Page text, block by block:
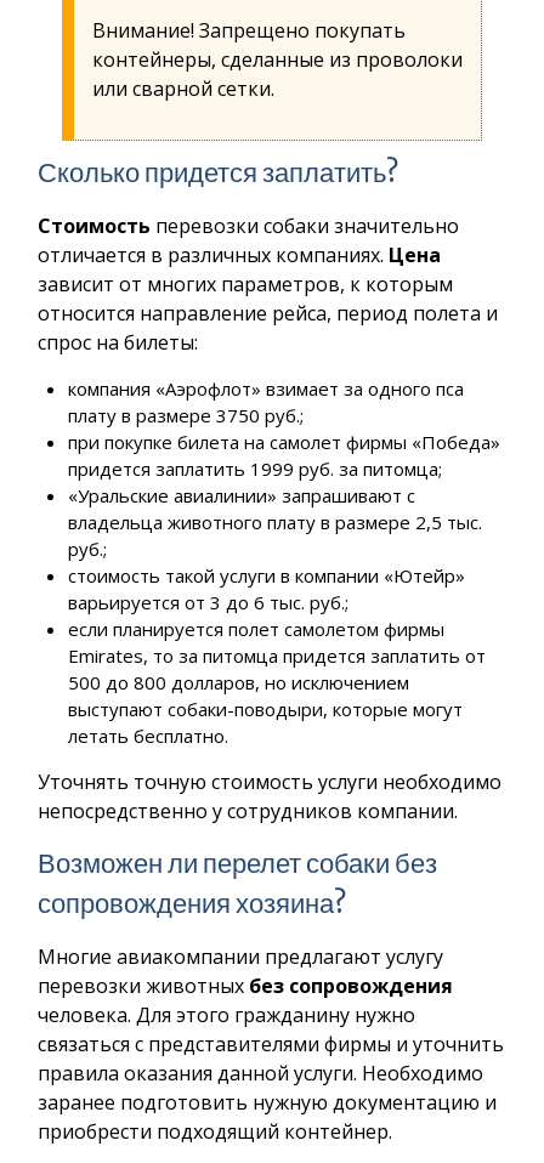
Внимание! Запрещено покупать
контейнеры, сделанные из проволоки
или сварной сетки.
Сколько придется заплатить?
Стоимость перевозки собаки значительно
отличается в различных компаниях. Цена
зависит от многих параметров, к которым
относится направление рейса, период полета и
спрос на билеты:
компания «Аэрофлот» взимает за одного пса
плату в размере 3750 руб.;
при покупке билета на самолет фирмы «Победа»
придется заплатить 1999 руб. за питомца;
«Уральские авиалинии» запрашивают с
владельца животного плату в размере 2,5 тыс.
руб.;
стоимость такой услуги в компании «Ютейр»
варьируется от 3 до 6 тыс. руб.;
если планируется полет самолетом фирмы
Emirates, то за питомца придется заплатить от
500 до 800 долларов, но исключением
выступают собаки-поводыри, которые могут
летать бесплатно.
Уточнять точную стоимость услуги необходимо
непосредственно у сотрудников компании.
Возможен ли перелет собаки без
сопровождения хозяина?
Многие авиакомпании предлагают услугу
перевозки животных без сопровождения
человека. Для этого гражданину нужно
связаться с представителями фирмы и уточнить
правила оказания данной услуги. Необходимо
заранее подготовить нужную документацию и
приобрести подходящий контейнер.